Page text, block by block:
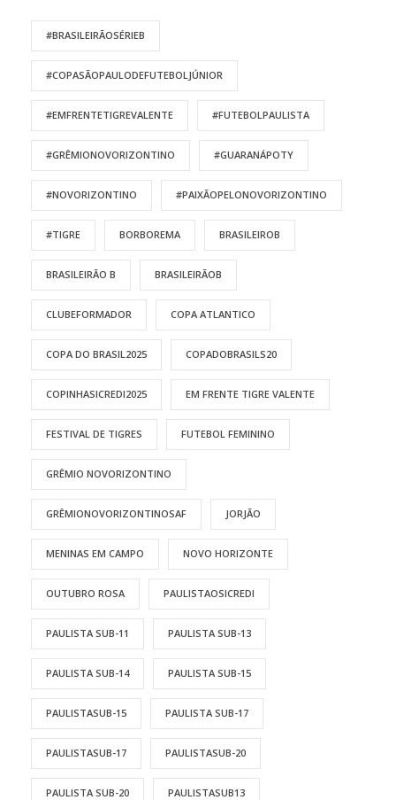
#BRASILEIRÃOSÉRIEB
#COPASÃOPAULODEFUTEBOLJÚNIOR
#EMFRENTETIGREVALENTE #FUTEBOLPAULISTA
#GRÊMIONOVORIZONTINO #GUARANÁPOTY
#NOVORIZONTINO #PAIXÃOPELONOVORIZONTINO
#TIGRE BORBOREMA BRASILEIROB
BRASILEIRÃO B BRASILEIRÃOB
CLUBEFORMADOR COPA ATLANTICO
COPA DO BRASIL2025 COPADOBRASILS20
COPINHASICREDI2025 EM FRENTE TIGRE VALENTE
FESTIVAL DE TIGRES FUTEBOL FEMININO
GRÊMIO NOVORIZONTINO
GRÊMIONOVORIZONTINOSAF JORJÃO
MENINAS EM CAMPO NOVO HORIZONTE
OUTUBRO ROSA PAULISTAOSICREDI
PAULISTA SUB-11 PAULISTA SUB-13
PAULISTA SUB-14 PAULISTA SUB-15
PAULISTASUB-15 PAULISTA SUB-17
PAULISTASUB-17 PAULISTASUB-20
PAULISTA SUB-20 PAULISTASUB13